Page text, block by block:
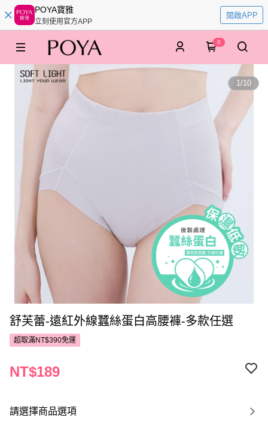
POYA寶雅
立刻使用官方APP
開啟APP
0
1/10
舒芙蕾-遠紅外線蠶絲蛋白高腰褲-多款任選
超取滿NT$390免運
NT$189
請選擇商品選項